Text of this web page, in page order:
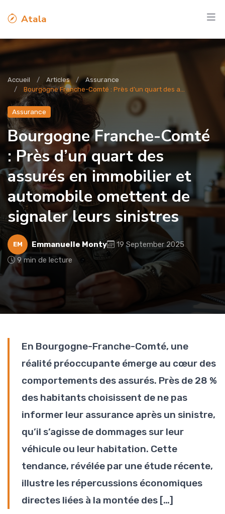
Atala
Accueil Articles
Assurance
Bourgogne Franche-Comté : Près d’un quart des a...
Assurance
Bourgogne Franche-Comté
: Près d’un quart des
assurés en immobilier et
automobile omettent de
signaler leurs sinistres
EM Emmanuelle Monty
19 September 2025
9 min de lecture
En Bourgogne-Franche-Comté, une
réalité préoccupante émerge au cœur des
comportements des assurés. Près de 28 %
des habitants choisissent de ne pas
informer leur assurance après un sinistre,
qu’il s’agisse de dommages sur leur
véhicule ou leur habitation. Cette
tendance, révélée par une étude récente,
illustre les répercussions économiques
directes liées à la montée des […]